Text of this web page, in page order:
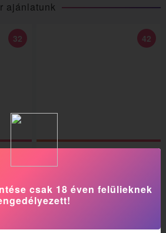
ajánlatunk
32
IV. kerület
42
22
csak 18 éven felülieknek